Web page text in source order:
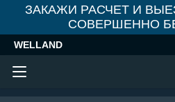
ЗАКАЖИ РАСЧЕТ И
СОВЕРШЕННО
WELLAND